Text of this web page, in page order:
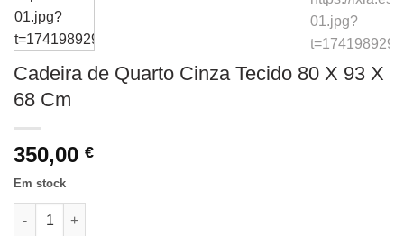
Cadeira de Quarto Cinza Tecido 80 X 93 X
68 Cm
350,00 €
Em stock
Quantidade de Cadeira de Quarto Cinza Tecido 80 X 93 X 68 Cm